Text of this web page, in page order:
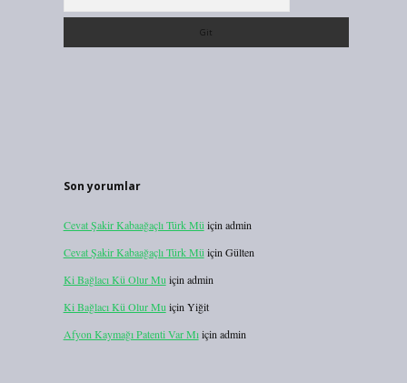
Son yorumlar
Cevat Şakir Kabaağaçlı Türk Mü için admin
Cevat Şakir Kabaağaçlı Türk Mü için Gülten
Ki Bağlacı Kü Olur Mu için admin
Ki Bağlacı Kü Olur Mu için Yiğit
Afyon Kaymağı Patenti Var Mıiçin admin